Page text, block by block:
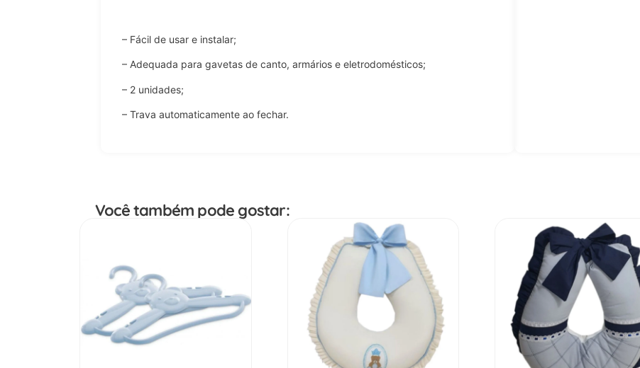
– Fácil de usar e instalar;
– Adequada para gavetas de canto, armários e eletrodomésticos;
– 2 unidades;
– Trava automaticamente ao fechar.
Você também pode gostar: